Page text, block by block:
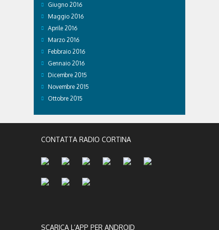
Giugno 2016
Maggio 2016
Aprile 2016
Marzo 2016
Febbraio 2016
Gennaio 2016
Dicembre 2015
Novembre 2015
Ottobre 2015
CONTATTA RADIO CORTINA
SCARICA L’APP PER ANDROID